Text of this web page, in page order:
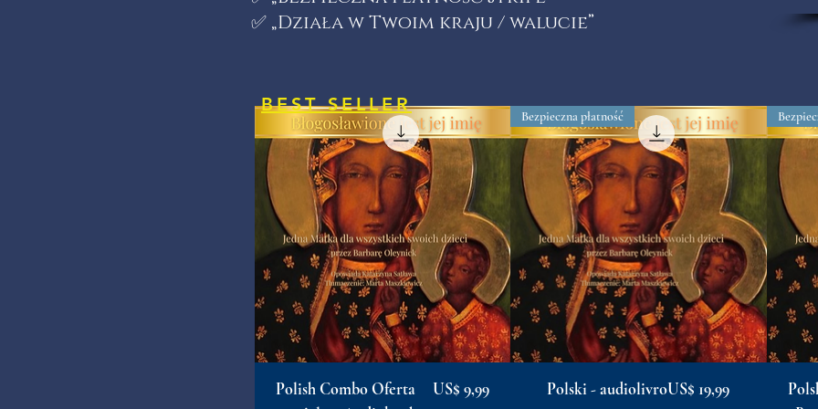
✅ „Działa w Twoim kraju / walucie”
Polish Combo Oferta
Preço
US$ 9,99
Bezpieczna płatność
Polski - audiolivroPreço
US$ 19,99
BEST SELLER